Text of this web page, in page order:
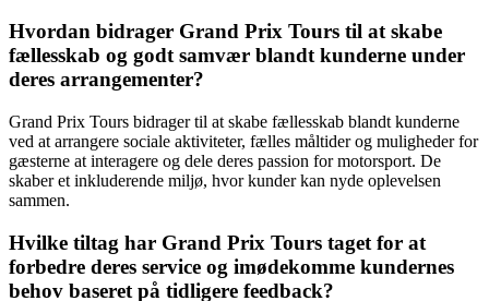
Hvordan bidrager Grand Prix Tours til at skabe
fællesskab og godt samvær blandt kunderne under
deres arrangementer?
Grand Prix Tours bidrager til at skabe fællesskab blandt kunderne
ved at arrangere sociale aktiviteter, fælles måltider og muligheder for
gæsterne at interagere og dele deres passion for motorsport. De
skaber et inkluderende miljø, hvor kunder kan nyde oplevelsen
sammen.
Hvilke tiltag har Grand Prix Tours taget for at
forbedre deres service og imødekomme kundernes
behov baseret på tidligere feedback?